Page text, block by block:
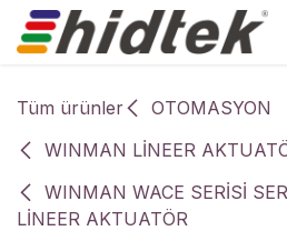
İçereği Atla
Tüm ürünler
OTOMASYON
WINMAN LİNEER
WINMAN WACE SERİSİ
LİNEER AKTUATÖR